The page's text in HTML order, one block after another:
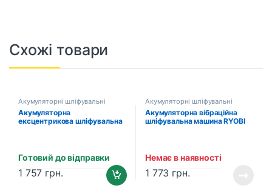
Схожі товари
Акумуляторні шліфувальні
машини
Акумуляторна
ексцентрикова шліфувальна
Готовий до відправки
1 757 грн.
Акумуляторні шліфувальні
машини
Акумуляторна вібраційна
шліфувальна машина RYOBI
Немає в наявності
1 773 грн.